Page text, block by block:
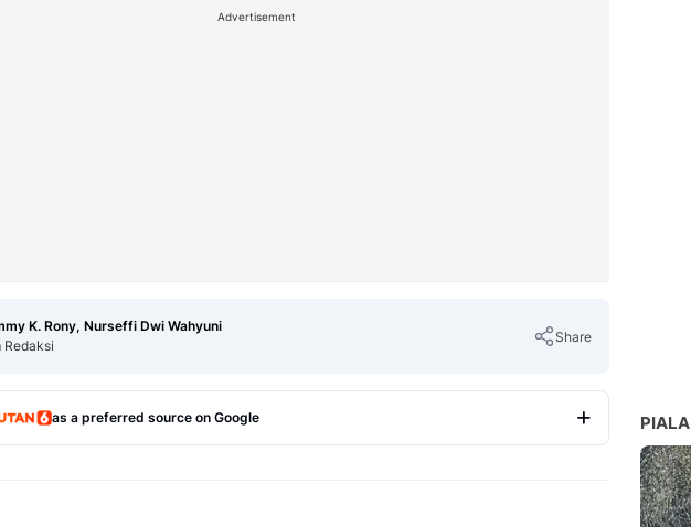
Advertisement
K. Rony, Nurseffi Dwi Wahyuni
Redaksi
Share
as a preferred source on Google